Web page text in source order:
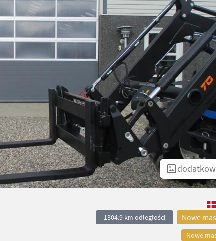
1304.9 km odległości Nowe
Nowe